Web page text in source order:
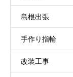
島根出張
手作り指輪
改装工事